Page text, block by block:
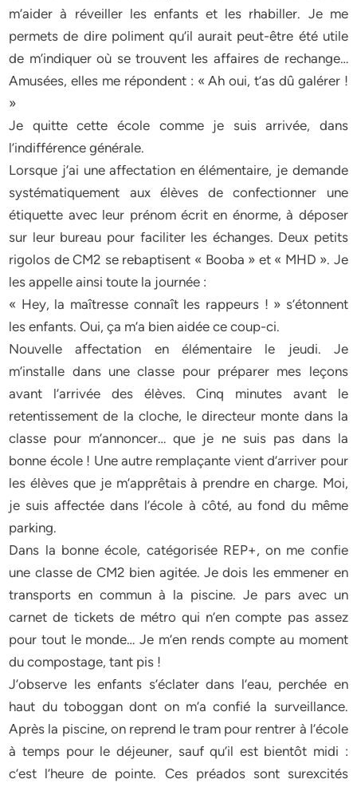
m’aider à réveiller les enfants et les rhabiller. Je me
permets de dire poliment qu’il aurait peut-être été utile
de m’indiquer où se trouvent les affaires de rechange…
Amusées, elles me répondent : « Ah oui, t’as dû galérer !
»
Je quitte cette école comme je suis arrivée, dans
l’indifférence générale.
Lorsque j’ai une affectation en élémentaire, je demande
systématiquement aux élèves de confectionner une
étiquette avec leur prénom écrit en énorme, à déposer
sur leur bureau pour faciliter les échanges. Deux petits
rigolos de CM2 se rebaptisent « Booba » et « MHD ». Je
les appelle ainsi toute la journée :
« Hey, la maîtresse connaît les rappeurs ! » s’étonnent
les enfants. Oui, ça m’a bien aidée ce coup-ci.
Nouvelle affectation en élémentaire le jeudi. Je
m’installe dans une classe pour préparer mes leçons
avant l’arrivée des élèves. Cinq minutes avant le
retentissement de la cloche, le directeur monte dans la
classe pour m’annoncer… que je ne suis pas dans la
bonne école ! Une autre remplaçante vient d’arriver pour
les élèves que je m’apprêtais à prendre en charge. Moi,
je suis affectée dans l’école à côté, au fond du même
parking.
Dans la bonne école, catégorisée REP+, on me confie
une classe de CM2 bien agitée. Je dois les emmener en
transports en commun à la piscine. Je pars avec un
carnet de tickets de métro qui n’en compte pas assez
pour tout le monde… Je m’en rends compte au moment
du compostage, tant pis !
J’observe les enfants s’éclater dans l’eau, perchée en
haut du toboggan dont on m’a confié la surveillance.
Après la piscine, on reprend le tram pour rentrer à l’école
à temps pour le déjeuner, sauf qu’il est bientôt midi :
c’est l’heure de pointe. Ces préados sont surexcités